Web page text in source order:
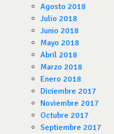
Agosto 2018
Julio 2018
Junio 2018
Mayo 2018
Abril 2018
Marzo 2018
Enero 2018
Diciembre 2017
Noviembre 2017
Octubre 2017
Septiembre 2017